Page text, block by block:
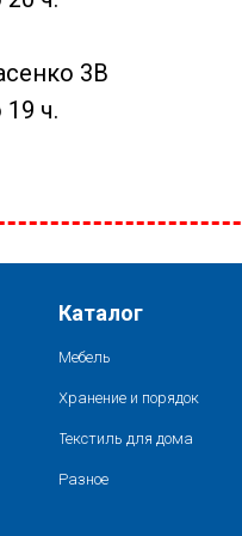
3В
ч.
Каталог
Мебель
Хранение и порядок
Текстиль для дома
Разное